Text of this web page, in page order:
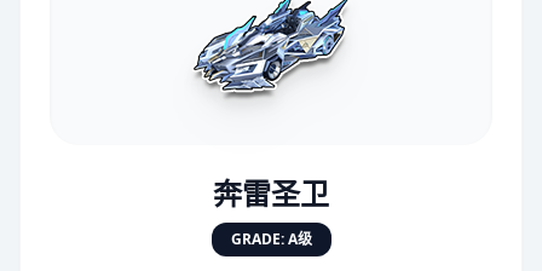
奔雷圣卫
GRADE: A级
★★★★★★